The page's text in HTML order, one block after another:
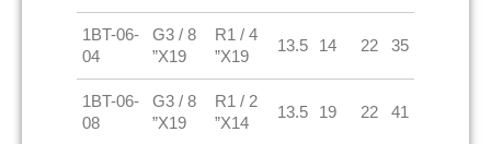
1BT-06-
04
G3 / 8
”X19
R1 / 4
”X19
13.5 14 22 35
1BT-06-
08
G3 / 8
”X19
R1 / 2
”X14
13.5 19 22 41